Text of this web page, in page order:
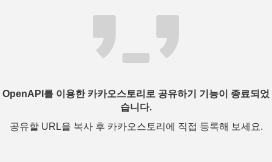
OpenAPI를 이용한 카카오스토리로 공유하기 기능이 종료되었
습니다.
공유할 URL을 복사 후 카카오스토리에 직접 등록해 보세요.